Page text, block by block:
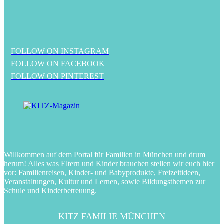
FOLLOW ON INSTAGRAM
FOLLOW ON FACEBOOK
FOLLOW ON PINTEREST
Willkommen auf dem Portal für Familien in München und drum
herum! Alles was Eltern und Kinder brauchen stellen wir euch hier
vor: Familienreisen, Kinder- und Babyprodukte, Freizeitideen,
Veranstaltungen, Kultur und Lernen, sowie Bildungsthemen zur
Schule und Kinderbetreuung.
KITZ FAMILIE MÜNCHEN